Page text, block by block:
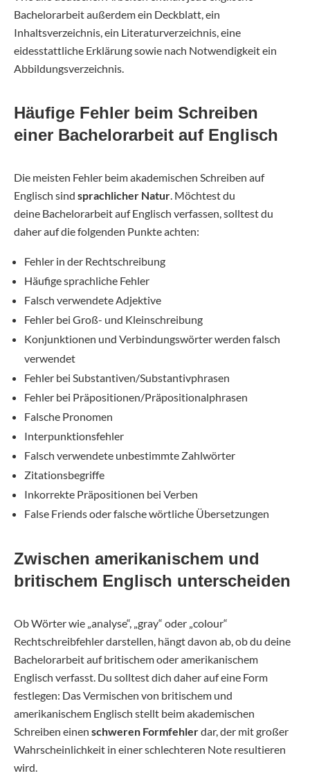
Bachelorarbeit außerdem ein Deckblatt, ein
Inhaltsverzeichnis, ein Literaturverzeichnis, eine
eidesstattliche Erklärung sowie nach Notwendigkeit ein
Abbildungsverzeichnis.
Häufige Fehler beim Schreiben
einer Bachelorarbeit auf Englisch
Die meisten Fehler beim akademischen Schreiben auf
Englisch sind sprachlicher Natur. Möchtest du
deine Bachelorarbeit auf Englisch verfassen, solltest du
daher auf die folgenden Punkte achten:
Fehler in der Rechtschreibung
Häufige sprachliche Fehler
Falsch verwendete Adjektive
Fehler bei Groß- und Kleinschreibung
Konjunktionen und Verbindungswörter werden falsch
verwendet
Fehler bei Substantiven/Substantivphrasen
Fehler bei Präpositionen/Präpositionalphrasen
Falsche Pronomen
Interpunktionsfehler
Falsch verwendete unbestimmte Zahlwörter
Zitationsbegriffe
Inkorrekte Präpositionen bei Verben
False Friends oder falsche wörtliche Übersetzungen
Zwischen amerikanischem und
britischem Englisch unterscheiden
Ob Wörter wie „analyse“, „gray“ oder „colour“
Rechtschreibfehler darstellen, hängt davon ab, ob du deine
Bachelorarbeit auf britischem oder amerikanischem
Englisch verfasst. Du solltest dich daher auf eine Form
festlegen: Das Vermischen von britischem und
amerikanischem Englisch stellt beim akademischen
Schreiben einen schweren Formfehlerdar, der mit großer
Wahrscheinlichkeit in einer schlechteren Note resultieren
wird.